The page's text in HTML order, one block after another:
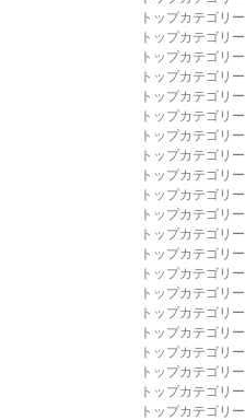
トップカテゴリー
トップカテゴリー
トップカテゴリー
トップカテゴリー
トップカテゴリー
トップカテゴリー
トップカテゴリー
トップカテゴリー
トップカテゴリー
トップカテゴリー
トップカテゴリー
トップカテゴリー
トップカテゴリー
トップカテゴリー
トップカテゴリー
トップカテゴリー
トップカテゴリー
トップカテゴリー
トップカテゴリー
トップカテゴリー
トップカテゴリー